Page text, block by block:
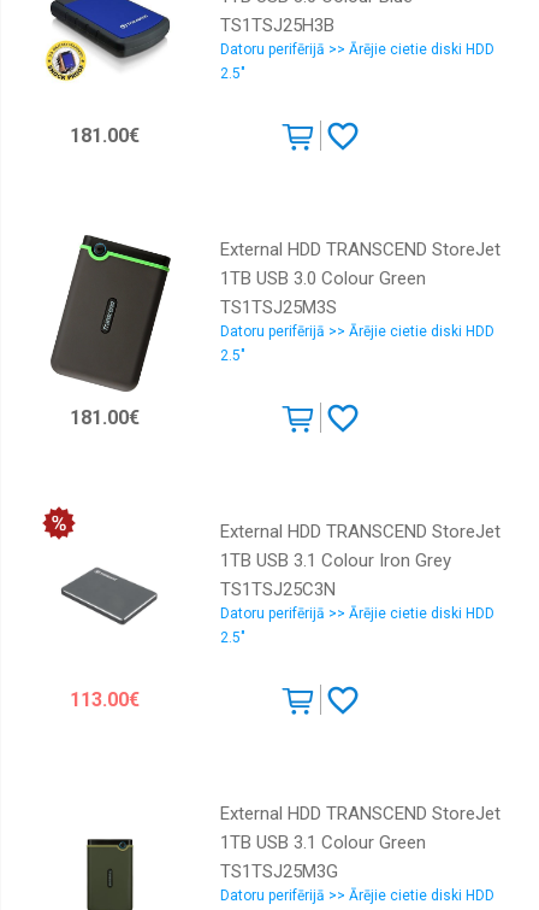
TS1TSJ25H3B
Datoru perifērijā >> Ārējie cietie diski HDD
2.5"
181.00€
External HDD TRANSCEND StoreJet
1TB USB 3.0 Colour Green
TS1TSJ25M3S
Datoru perifērijā >> Ārējie cietie diski HDD
2.5"
181.00€
External HDD TRANSCEND StoreJet
1TB USB 3.1 Colour Iron Grey
TS1TSJ25C3N
Datoru perifērijā >> Ārējie cietie diski HDD
2.5"
113.00€
External HDD TRANSCEND StoreJet
1TB USB 3.1 Colour Green
TS1TSJ25M3G
Datoru perifērijā >> Ārējie cietie diski HDD